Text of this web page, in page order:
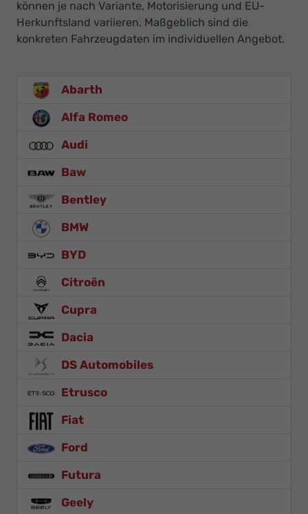
können je nach Variante, Motorisierung und EU-
Herkunftsland variieren. Maßgeblich sind die
konkreten Fahrzeugdaten im individuellen Angebot.
Abarth
Alfa Romeo
Audi
Baw
Bentley
BMW
BYD
Citroën
Cupra
Dacia
DS Automobiles
Etrusco
Fiat
Ford
Futura
Geely